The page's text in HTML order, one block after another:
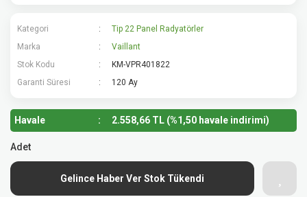
Kategori
Tip 22 Panel Radyatörler
Marka
Vaillant
Stok Kodu
KM-VPR401822
Garanti Süresi
120 Ay
Havale 2.558,66 TL (%1,50 havale indirimi)
Adet
Gelince Haber Ver Stok Tükendi